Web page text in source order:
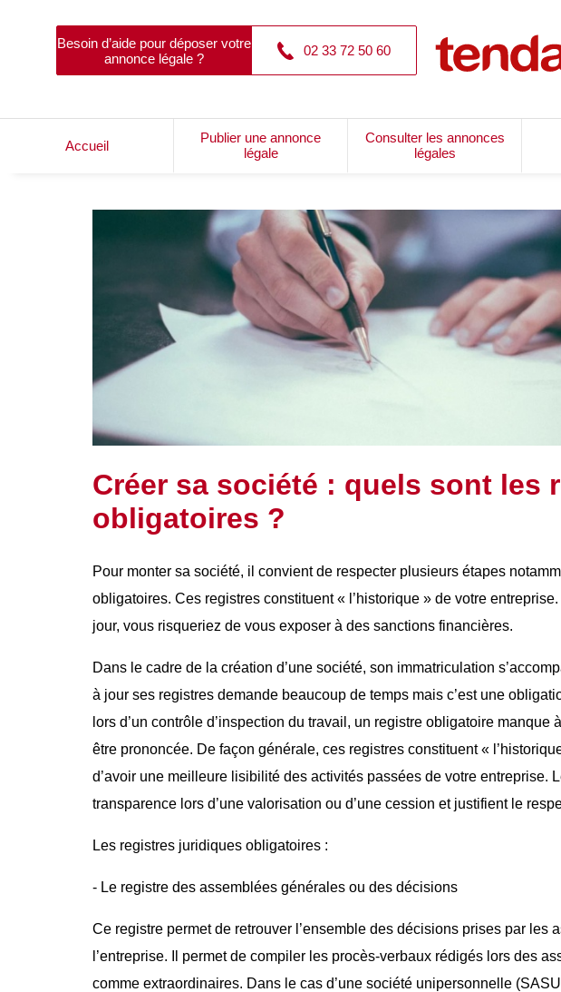
Besoin d’aide pour déposer votre
annonce légale ?
02 33 72 50 60
Accueil
Publier une annonce
légale
Consulter les annonces
légales
Créer sa société : quels sont les
obligatoires ?
Pour monter sa société, il convient de respecter plusieurs étapes
obligatoires. Ces registres constituent « l’historique » de votre
jour, vous risqueriez de vous exposer à des sanctions financières.
Dans le cadre de la création d’une société, son immatriculation
à jour ses registres demande beaucoup de temps mais c’est une
lors d’un contrôle d’inspection du travail, un registre obligatoire manque
être prononcée. De façon générale, ces registres constituent «
d’avoir une meilleure lisibilité des activités passées de votre entreprise.
transparence lors d’une valorisation ou d’une cession et justifient le
Les registres juridiques obligatoires :
- Le registre des assemblées générales ou des décisions
Ce registre permet de retrouver l’ensemble des décisions prises par les
l’entreprise. Il permet de compiler les procès-verbaux rédigés lors des
comme extraordinaires. Dans le cas d’une société unipersonnelle